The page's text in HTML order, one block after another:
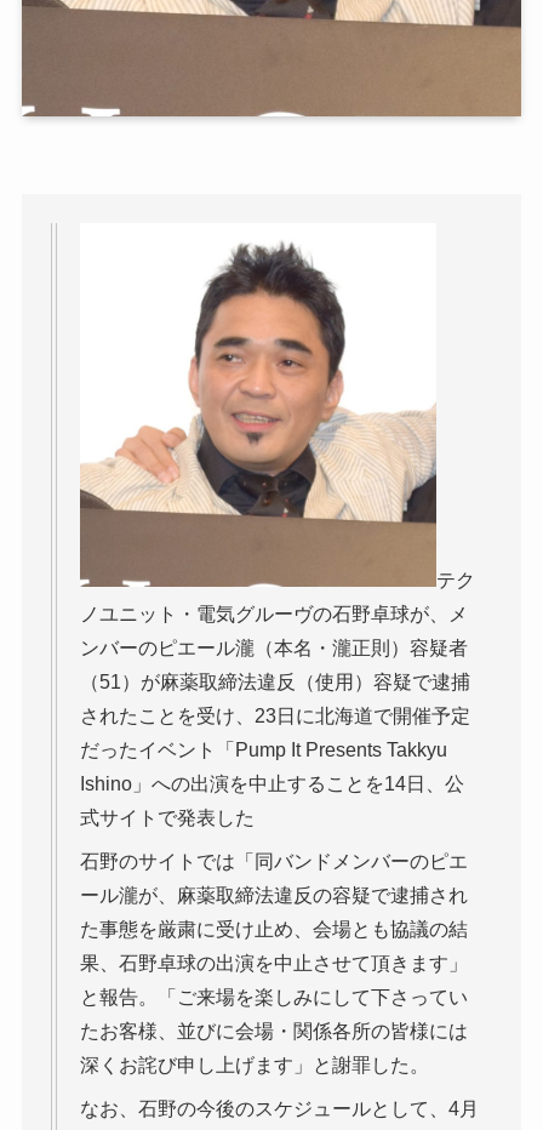
テク
ノユニット・電気グルーヴの石野卓球が、メ
ンバーのピエール瀧（本名・瀧正則）容疑者
（51）が麻薬取締法違反（使用）容疑で逮捕
されたことを受け、23日に北海道で開催予定
だったイベント「Pump It Presents Takkyu
Ishino」への出演を中止することを14日、公
式サイトで発表した
石野のサイトでは「同バンドメンバーのピエ
ール瀧が、麻薬取締法違反の容疑で逮捕され
た事態を厳粛に受け止め、会場とも協議の結
果、石野卓球の出演を中止させて頂きます」
と報告。「ご来場を楽しみにして下さってい
たお客様、並びに会場・関係各所の皆様には
深くお詫び申し上げます」と謝罪した。
なお、石野の今後のスケジュールとして、4月